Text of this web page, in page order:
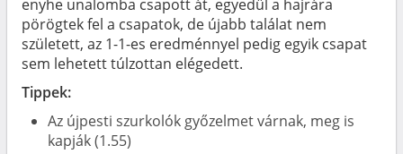
enyhe unalomba csapott át, egyedül a hajrára
pörögtek fel a csapatok, de újabb találat nem
született, az 1-1-es eredménnyel pedig egyik csapat
sem lehetett túlzottan elégedett.
Tippek:
Az újpesti szurkolók győzelmet várnak, meg is
kapják (1.55)